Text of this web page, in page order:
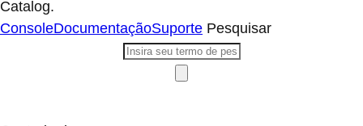
Catalog.
ConsoleDocumentaçãoSuporte Pesquisar